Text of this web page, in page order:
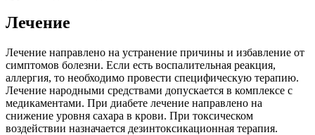
Лечение
Лечение направлено на устранение причины и избавление от
симптомов болезни. Если есть воспалительная реакция,
аллергия, то необходимо провести специфическую терапию.
Лечение народными средствами допускается в комплексе с
медикаментами. При диабете лечение направлено на
снижение уровня сахара в крови. При токсическом
воздействии назначается дезинтоксикационная терапия.